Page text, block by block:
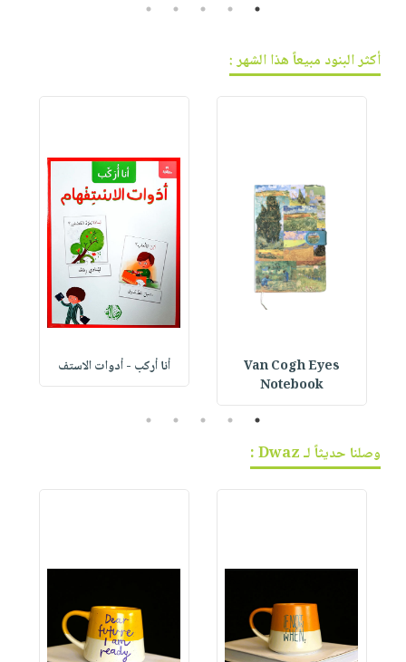
1
2
3
4
5
أكثر البنود مبيعاً هذا الشهر :
Van Cogh Eyes
Notebook
أنا أركب - أدوات الاستف
1
2
3
4
5
وصلنا حديثاً لـ Dwaz :